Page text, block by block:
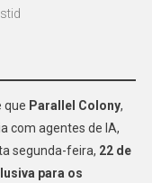
que Parallel Colony,
com agentes de IA,
segunda-feira, 22 de
para os